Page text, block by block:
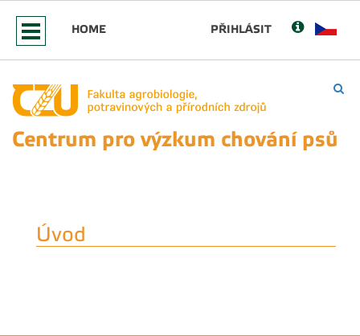
HOME PŘIHLÁSIT
Centrum pro výzkum chování psů
Úvod